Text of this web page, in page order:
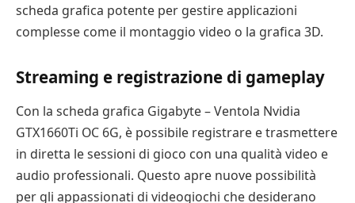
scheda grafica potente per gestire applicazioni
complesse come il montaggio video o la grafica 3D.
Streaming e registrazione di gameplay
Con la scheda grafica Gigabyte – Ventola Nvidia
GTX1660Ti OC 6G, è possibile registrare e trasmettere
in diretta le sessioni di gioco con una qualità video e
audio professionali. Questo apre nuove possibilità
per gli appassionati di videogiochi che desiderano